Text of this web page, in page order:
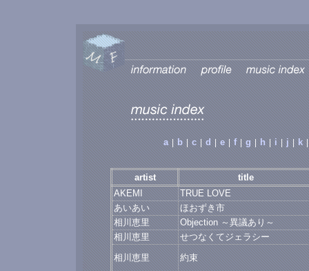
a | b | c | d | e | f | g | h | i | j | k |
artist
title
AKEMI
TRUE LOVE
あいあい
ほおずき市
相川恵里
Objection ～異議あり～
相川恵里
せつなくてジェラシー
相川恵里
約束